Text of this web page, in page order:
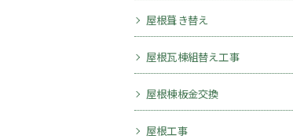
屋根葺き替え
屋根瓦棟組替え工事
屋根棟板金交換
屋根工事